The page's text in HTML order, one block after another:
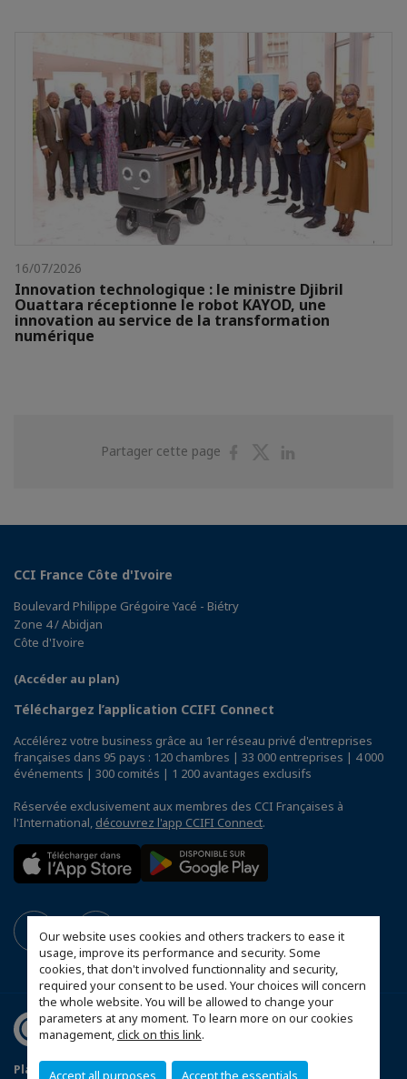
Our website uses cookies and others trackers to ease it
usage, improve its performance and security. Some
cookies, that don't involved functionnality and security,
required your consent to be used. Your choices will concern
the whole website. You will be allowed to change your
parameters at any moment. To learn more on our cookies
management,click on this link.
Accept all purposes Accept the essentials
16/07/2026
Innovation technologique : le ministre Djibril
Ouattara réceptionne le robot KAYOD, une
innovation au service de la transformation
numérique
Partager cette page
PartagerPartager
CCI France Côte d'Ivoire
Boulevard Philippe Grégoire Yacé - Biétry
Zone 4 / Abidjan
Côte d'Ivoire
(Accéder au plan)
Téléchargez l’application CCIFI Connect
Accélérez votre business grâce au 1er réseau privé d'entreprises
françaises dans 95 pays : 120 chambres | 33 000 entreprises | 4 000
événements | 300 comités | 1 200 avantages exclusifs
Réservée exclusivement aux membres des CCI Françaises à
l'International, découvrez l'app CCIFI Connect.
Plan du site Mentions légales